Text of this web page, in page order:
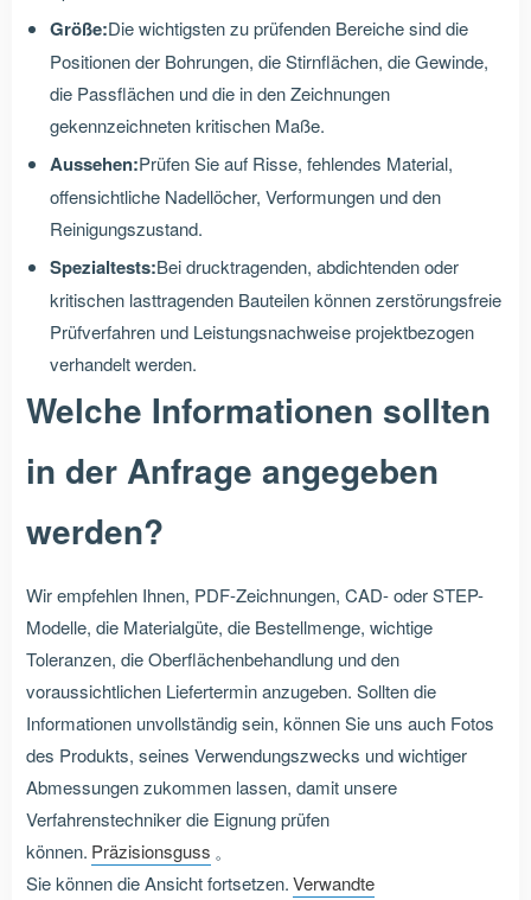
Größe:Die wichtigsten zu prüfenden Bereiche sind die
Positionen der Bohrungen, die Stirnflächen, die Gewinde,
die Passflächen und die in den Zeichnungen
gekennzeichneten kritischen Maße.
Aussehen:Prüfen Sie auf Risse, fehlendes Material,
offensichtliche Nadellöcher, Verformungen und den
Reinigungszustand.
Spezialtests:Bei drucktragenden, abdichtenden oder
kritischen lasttragenden Bauteilen können zerstörungsfreie
Prüfverfahren und Leistungsnachweise projektbezogen
verhandelt werden.
Welche Informationen sollten
in der Anfrage angegeben
werden?
Wir empfehlen Ihnen, PDF-Zeichnungen, CAD- oder STEP-
Modelle, die Materialgüte, die Bestellmenge, wichtige
Toleranzen, die Oberflächenbehandlung und den
voraussichtlichen Liefertermin anzugeben. Sollten die
Informationen unvollständig sein, können Sie uns auch Fotos
des Produkts, seines Verwendungszwecks und wichtiger
Abmessungen zukommen lassen, damit unsere
Verfahrenstechniker die Eignung prüfen
können. Präzisionsguss 。
Sie können die Ansicht fortsetzen.Verwandte